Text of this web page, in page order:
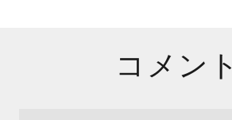
コメント